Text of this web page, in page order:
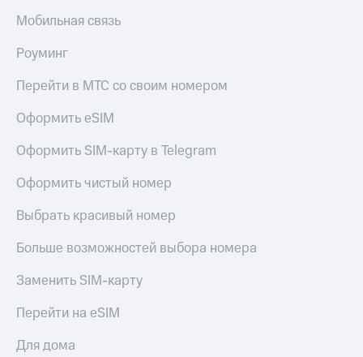
Мобильная связь
Роуминг
Перейти в МТС со своим номером
Оформить eSIM
Оформить SIM-карту в Telegram
Оформить чистый номер
Выбрать красивый номер
Больше возможностей выбора номера
Заменить SIM-карту
Перейти на eSIM
Для дома